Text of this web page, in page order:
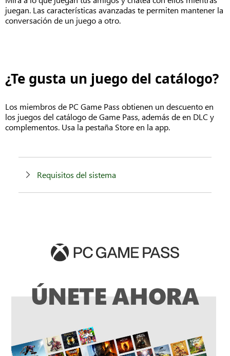
juegan. Las características avanzadas te permiten mantener la
conversación de un juego a otro.
¿Te gusta un juego del catálogo?
Los miembros de PC Game Pass obtienen un descuento en
los juegos del catálogo de Game Pass, además de en DLC y
complementos. Usa la pestaña Store en la app.
Requisitos del sistema
ÚNETE AHORA